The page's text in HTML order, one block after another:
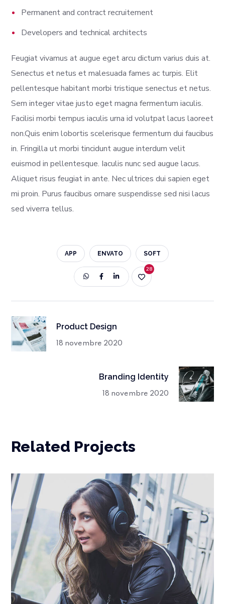
Permanent and contract recruitement
Developers and technical architects
Feugiat vivamus at augue eget arcu dictum varius duis at.
Senectus et netus et malesuada fames ac turpis. Elit
pellentesque habitant morbi tristique senectus et netus.
Sem integer vitae justo eget magna fermentum iaculis.
Facilisi morbi tempus iaculis urna id volutpat lacus laoreet
non.Quis enim lobortis scelerisque fermentum dui faucibus
in. Fringilla ut morbi tincidunt augue interdum velit
euismod in pellentesque. Iaculis nunc sed augue lacus.
Aliquet risus feugiat in ante. Nec ultrices dui sapien eget
mi proin. Purus faucibus ornare suspendisse sed nisi lacus
sed viverra tellus.
APP ENVATO SOFT
28
Product Design
18 novembre 2020
Branding Identity
18 novembre 2020
Related Projects